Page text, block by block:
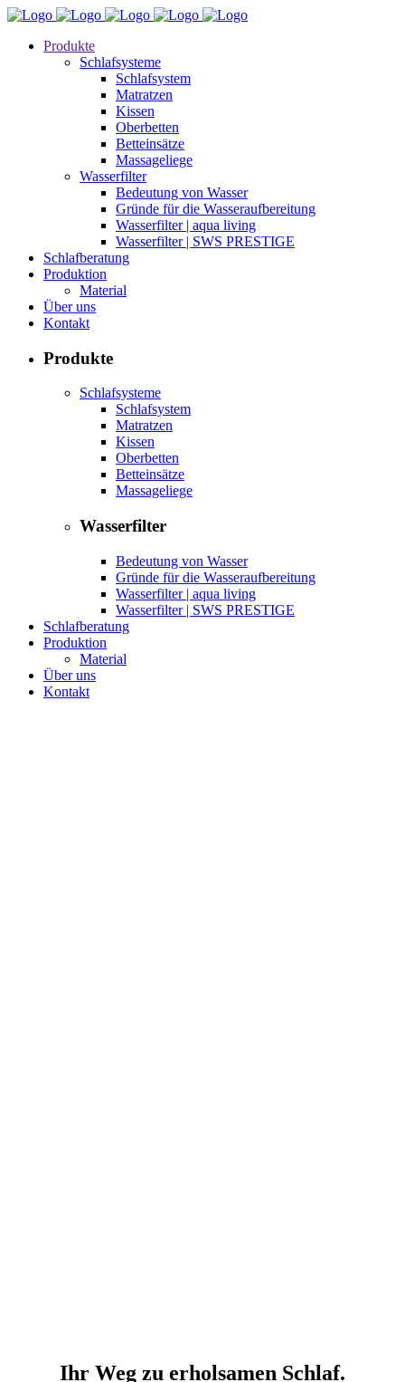
Produkte
Schlafsysteme
Schlafsystem
Matratzen
Kissen
Oberbetten
Betteinsätze
Massageliege
Wasserfilter
Bedeutung von Wasser
Gründe für die Wasseraufbereitung
Wasserfilter | aqua living
Wasserfilter | SWS PRESTIGE
Schlafberatung
Produktion
Material
Über uns
Kontakt
Produkte
Schlafsysteme
Schlafsystem
Matratzen
Kissen
Oberbetten
Betteinsätze
Massageliege
Wasserfilter
Bedeutung von Wasser
Gründe für die Wasseraufbereitung
Wasserfilter | aqua living
Wasserfilter | SWS PRESTIGE
Schlafberatung
Produktion
Material
Über uns
Kontakt
Ihr Weg zu erholsamen Schlaf.